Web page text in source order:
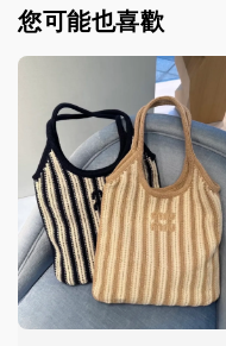
您可能也喜歡